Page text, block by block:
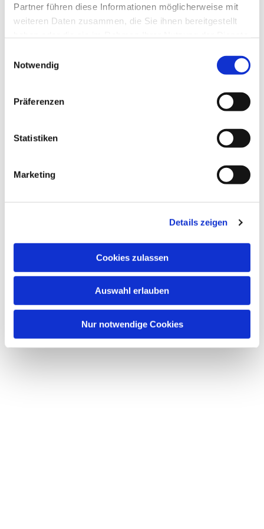
Partner führen diese Informationen möglicherweise mit
weiteren Daten zusammen, die Sie ihnen bereitgestellt
Notwendig
Präferenzen
Statistiken
Marketing
Details zeigen
Cookies zulassen
Auswahl erlauben
Nur notwendige Cookies
Dies könnte Sie auch
interessieren